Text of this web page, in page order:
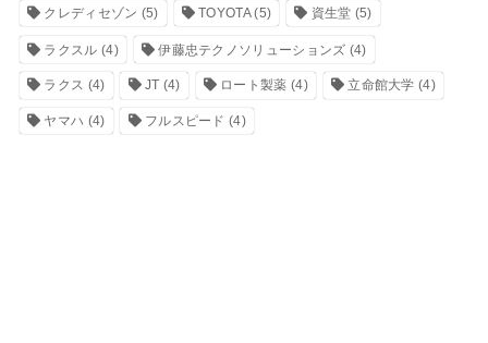
クレディセゾン (5) TOYOTA(5) 資生堂 (5)
ラクスル (4) 伊藤忠テクノソリューションズ (4)
ラクス (4) JT (4) ロート製薬 (4) 立命館大学 (4)
ヤマハ (4) フルスピード (4)